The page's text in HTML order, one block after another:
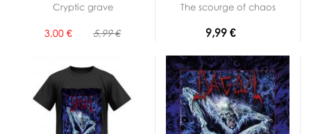
Cryptic grave
3,00 € 5,99 €
The scourge of chaos
9,99 €